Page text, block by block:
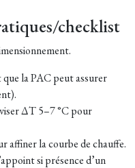
checklist
la PAC peut assurer
ΔT 5–7 °C pour
affiner la courbe de chauffe.
si présence d’un